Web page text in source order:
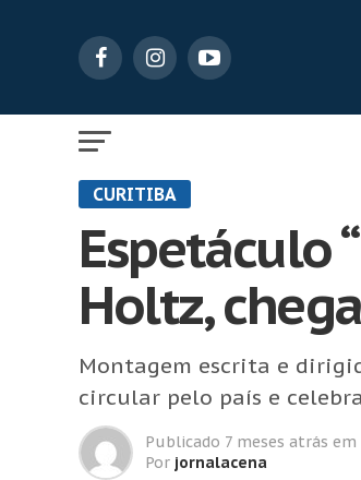
CURITIBA
Espetáculo
Holtz,
Montagem escrita e
circular pelo país e
Publicado 7 meses atrás em
Por jornalacena